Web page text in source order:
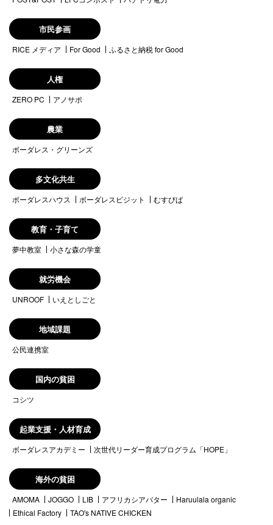
市民参画
RICE メディア For Good ふるさと納税 for Good
人権
ZERO PC アノサポ
農業
ボーダレス・グリーンズ
多文化共生
ボーダレスハウス ボーダレスビジット むすびば
教育・子育て
夢中教室 小さな森の学童
就労機会
UNROOF いえとしごと
地域課題
公民連携室
国内の貧困
コシツ
起業支援・人材育成
ボーダレスアカデミー 次世代リーダー育成プログラム「HOPE」
海外の貧困
AMOMA JOGGO LIB アフリカシアバター
Haruulala organic
Ethical Factory
TAO's NATIVE CHICKEN